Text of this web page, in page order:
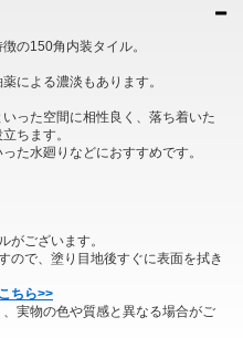
の150角内装タイル。
による濃淡もあります。
った空間に相性良く、落ち着いた
ちます。
た水廻りなどにおすすめです。
がございます。
ので、塗り目地後すぐに表面を拭き
ちら>>
実物の色や質感と異なる場合がご